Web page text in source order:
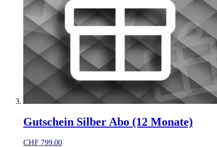
Gutschein Silber Abo (12 Monate)
CHF 799.00